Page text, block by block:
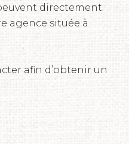
directement
agence située à
afin d’obtenir un